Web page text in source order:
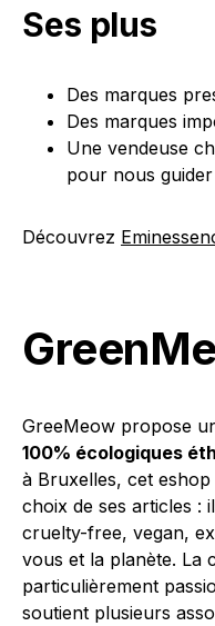
Ses plus
Des marques
Des marques
Une vendeuse
pour nous
Découvrez
GreeMeow propose
100% écologiques
à Bruxelles, cet eshop
choix de ses articles :
cruelty-free, vegan,
vous et la planète. La
particulièrement
soutient plusieurs